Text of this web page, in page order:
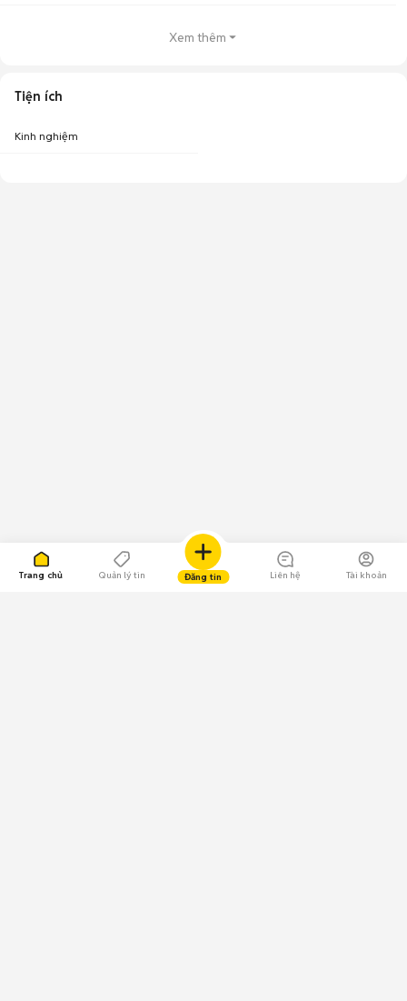
Trang chủ Quản lý tin Đăng tin Liên hệ Tài khoản
Xem thêm
Tiện ích
Kinh nghiệm